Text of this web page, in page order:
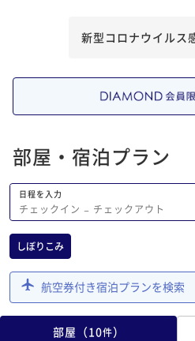
新型コロナウイルス
部屋・宿泊プラン
日程を入力
チェックイン − チェックアウト
しぼりこみ
航空券付き宿泊プランを検索
部屋 （10件）